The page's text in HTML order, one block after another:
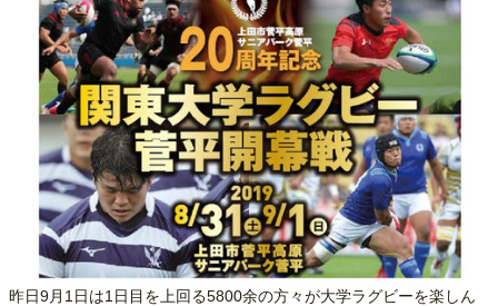
昨日9月1日は1日目を上回る5800余の方々が大学ラグビーを楽しん